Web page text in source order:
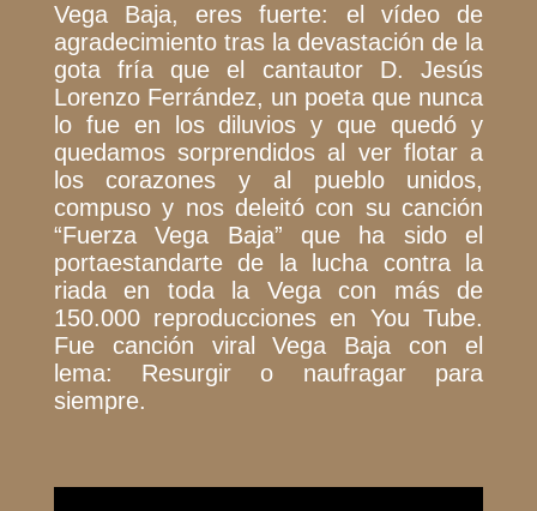
Vega Baja, eres fuerte: el vídeo de
agradecimiento tras la devastación de la
gota fría que el cantautor D. Jesús
Lorenzo Ferrández, un poeta que nunca
lo fue en los diluvios y que quedó y
quedamos sorprendidos al ver flotar a
los corazones y al pueblo unidos,
compuso y nos deleitó con su canción
“Fuerza Vega Baja” que ha sido el
portaestandarte de la lucha contra la
riada en toda la Vega con más de
150.000 reproducciones en You Tube.
Fue canción viral Vega Baja con el
lema: Resurgir o naufragar para
siempre.